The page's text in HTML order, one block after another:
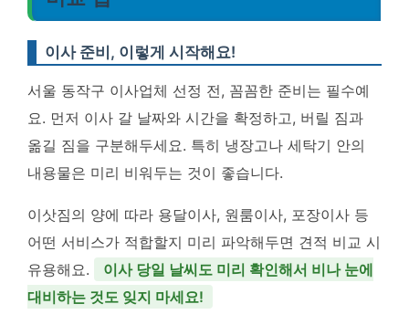
이사 준비, 이렇게 시작해요!
서울 동작구 이사업체 선정 전, 꼼꼼한 준비는 필수예
요. 먼저 이사 갈 날짜와 시간을 확정하고, 버릴 짐과
옮길 짐을 구분해두세요. 특히 냉장고나 세탁기 안의
내용물은 미리 비워두는 것이 좋습니다.
이삿짐의 양에 따라 용달이사, 원룸이사, 포장이사 등
어떤 서비스가 적합할지 미리 파악해두면 견적 비교 시
유용해요.
이사 당일 날씨도 미리 확인해서 비나 눈에
대비하는 것도 잊지 마세요!